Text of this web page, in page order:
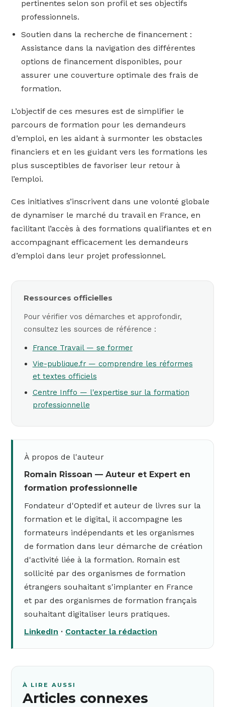
pertinentes selon son profil et ses objectifs
professionnels.
Soutien dans la recherche de financement :
Assistance dans la navigation des différentes
options de financement disponibles, pour
assurer une couverture optimale des frais de
formation.
L’objectif de ces mesures est de simplifier le
parcours de formation pour les demandeurs
d’emploi, en les aidant à surmonter les obstacles
financiers et en les guidant vers les formations les
plus susceptibles de favoriser leur retour à
l’emploi.
Ces initiatives s’inscrivent dans une volonté globale
de dynamiser le marché du travail en France, en
facilitant l’accès à des formations qualifiantes et en
accompagnant efficacement les demandeurs
d’emploi dans leur projet professionnel.
Ressources officielles
Pour vérifier vos démarches et approfondir,
consultez les sources de référence :
France Travail — se former
Vie-publique.fr — comprendre les réformes
et textes officiels
Centre Inffo — l'expertise sur la formation
professionnelle
À propos de l'auteur
Romain Rissoan — Auteur et Expert en
formation professionnelle
Fondateur d'Optedif et auteur de livres sur la
formation et le digital, il accompagne les
formateurs indépendants et les organismes
de formation dans leur démarche de création
d'activité liée à la formation. Romain est
sollicité par des organismes de formation
étrangers souhaitant s'implanter en France
et par des organismes de formation français
souhaitant digitaliser leurs pratiques.
LinkedIn · Contacter la rédaction
À LIRE AUSSI
Articles connexes